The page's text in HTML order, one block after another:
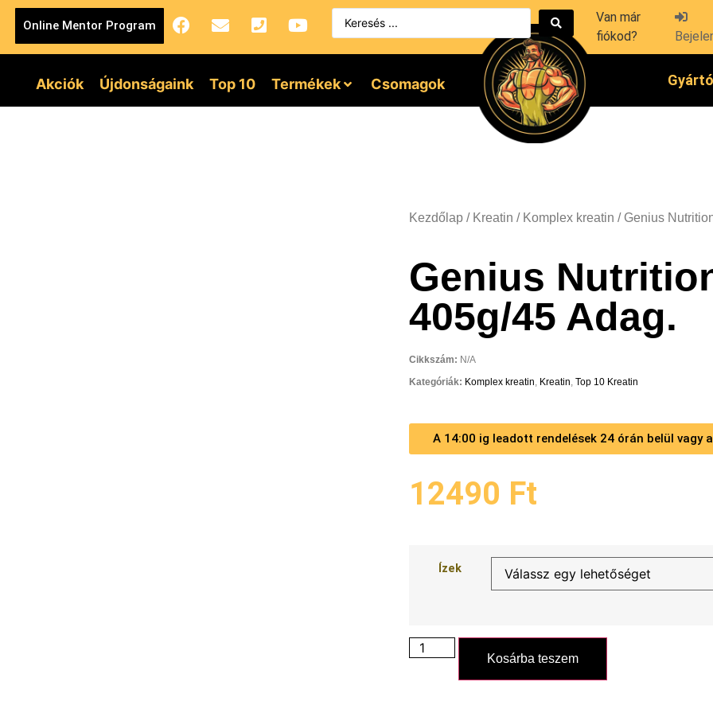
Online Mentor Program
Van már
fiókod?
Akciók Újdonságaink Top 10 Termékek Csomagok
Kezdőlap / Kreatin / Komplex kreatin / Genius
Genius
405g/45 Adag.
Cikkszám: N/A
Kategóriák: Komplex kreatin, Kreatin, Top 10 Kreatin
A 14:00 ig leadott rendelések 24 órán belül vagy
12490 Ft
Ízek
Kosárba teszem